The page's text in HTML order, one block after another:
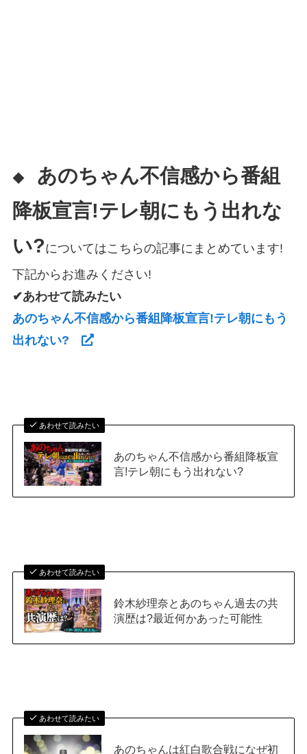
◆ あのちゃん不信感から番組
降板宣言!テレ朝にもう出れな
い?についてはこちらの記事にまとめています!
下記からお進みください!
✔あわせて読みたい
あのちゃん不信感から番組降板宣言!テレ朝にもう
出れない?
あわせて読みたい
あのちゃん不信感から番組降板宣
言!テレ朝にもう出れない?
あわせて読みたい
鈴木紗理奈とあのちゃん過去の共
演歴は?最近何かあった可能性
あわせて読みたい
あのちゃんは紅白歌合戦になぜ初